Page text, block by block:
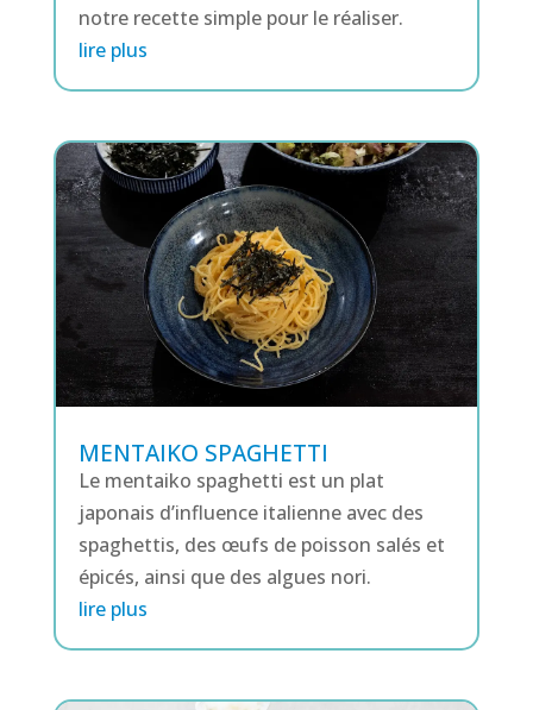
notre recette simple pour le réaliser.
lire plus
MENTAIKO SPAGHETTI
Le mentaiko spaghetti est un plat
japonais d’influence italienne avec des
spaghettis, des œufs de poisson salés et
épicés, ainsi que des algues nori.
lire plus